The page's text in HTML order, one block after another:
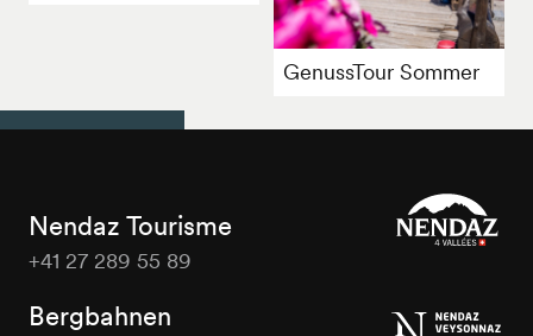
GenussTour Sommer
Nendaz Tourisme
+41 27 289 55 89
Bergbahnen